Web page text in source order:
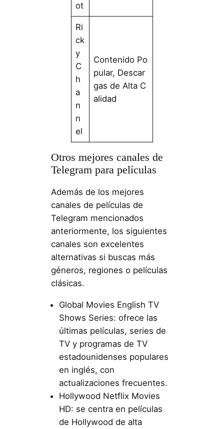
ot
Ri
ck
y
C
h
a
n
n
el
Contenido Po
pular, Descar
gas de Alta C
alidad
Otros mejores canales de
Telegram para películas
Además de los mejores
canales de películas de
Telegram mencionados
anteriormente, los siguientes
canales son excelentes
alternativas si buscas más
géneros, regiones o películas
clásicas.
Global Movies English TV
Shows Series: ofrece las
últimas películas, series de
TV y programas de TV
estadounidenses populares
en inglés, con
actualizaciones frecuentes.
Hollywood Netflix Movies
HD: se centra en películas
de Hollywood de alta